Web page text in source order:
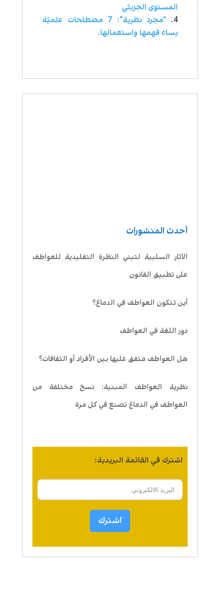
أحدث المنشورات
الآثار السلبية لتبني النظرة التقليدية للعواطف
على تطبيق القانون
أين تتكون العواطف في الدماغ؟
دور اللغة في العواطف
هل العواطف متفق عليها بين الأفراد أو الثقافات؟
نظرية العواطف المبنية: نسخ مختلفة من
العواطف في الدماغ تصنع في كل مرة
اشترك في القائمة البريدية:
اشترك
المستوى الجزيئي
“مجرد نظرية”: 7 مصطلحات علميّة
يساء فهمها واستعمالها.